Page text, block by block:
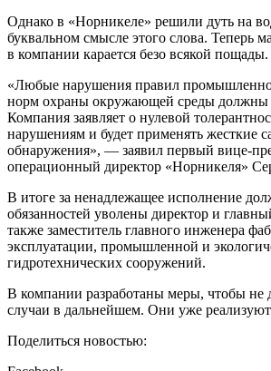
Однако в «Норникеле» решили дуть на
буквальном смысле этого слова. Теперь
в компании карается безо всякой пощады.
«Любые нарушения правил
норм охраны окружающей среды должны
Компания заявляет о нулевой
нарушениям и будет применять жесткие
обнаружения», — заявил первый вице-
операционный директор «Норникеля»
В итоге за ненадлежащее исполнение
обязанностей уволены директор и
также заместитель главного инженера
эксплуатации, промышленной и
гидротехнических сооружений.
В компании разработаны меры, чтобы не
случаи в дальнейшем. Они уже
Поделиться новостью: